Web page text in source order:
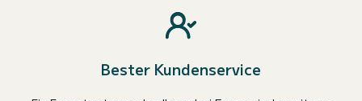
Bester Kundenservice